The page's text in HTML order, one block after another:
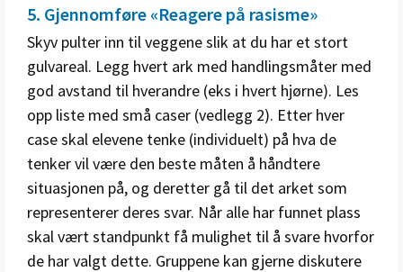
5. Gjennomføre «Reagere på rasisme»
Skyv pulter inn til veggene slik at du har et stort
gulvareal. Legg hvert ark med handlingsmåter med
god avstand til hverandre (eks i hvert hjørne). Les
opp liste med små caser (vedlegg 2). Etter hver
case skal elevene tenke (individuelt) på hva de
tenker vil være den beste måten å håndtere
situasjonen på, og deretter gå til det arket som
representerer deres svar. Når alle har funnet plass
skal vært standpunkt få mulighet til å svare hvorfor
de har valgt dette. Gruppene kan gjerne diskutere